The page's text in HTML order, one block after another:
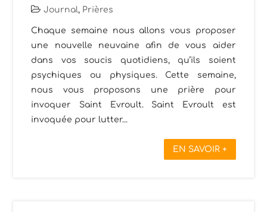
Journal, Prières
Chaque semaine nous allons vous proposer
une nouvelle neuvaine afin de vous aider
dans vos soucis quotidiens, qu’ils soient
psychiques ou physiques. Cette semaine,
nous vous proposons une prière pour
invoquer Saint Evroult. Saint Evroult est
invoquée pour lutter...
EN SAVOIR +